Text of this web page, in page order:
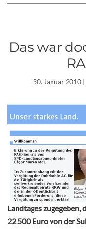
Das war
30. Januar 2010 |
Landtages zugegeben,
22.500 Euro von der